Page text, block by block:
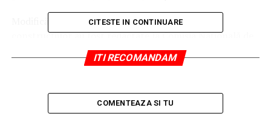
Modificările pe Ordonanța lăcomiei la zona
construcțiilor au fost redactate la Comisia Națională de
Strategie și Prognoză (CNSP).
în ziua adoptării s-au cerut modificări pe proiect chiar
în timpul ședinței de Guvern. Revenind la ziua de astăzi,
CITESTE IN CONTINUARE
ITI RECOMANDAM
COMENTEAZA SI TU